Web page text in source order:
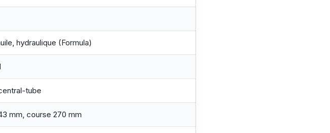
hydraulique (Formula)
tube
mm, course 270 mm